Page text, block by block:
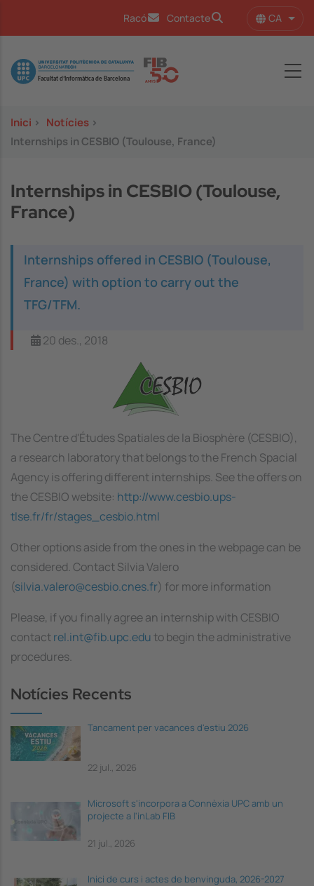
Racó Contacte CA
Image
Inici > Notícies >
Internships in CESBIO (Toulouse, France)
Internships in CESBIO (Toulouse,
France)
Internships offered in CESBIO (Toulouse,
France) with option to carry out the
TFG/TFM.
20 des., 2018
The Centre d'Études Spatiales de la Biosphère (CESBIO),
a research laboratory that belongs to the French Spacial
Agency is offering different internships. See the offers on
the CESBIO website: http://www.cesbio.ups-
tlse.fr/fr/stages_cesbio.html
Other options aside from the ones in the webpage can be
considered. Contact Silvia Valero
(silvia.valero@cesbio.cnes.fr) for more information
Please, if you finally agree an internship with CESBIO
contactrel.int@fib.upc.edu to begin the administrative
procedures.
Notícies Recents
Tancament per vacances d'estiu 2026
22 jul., 2026
Microsoft s'incorpora a Connèxia UPC amb un
projecte a l'inLab FIB
21 jul., 2026
Inici de curs i actes de benvinguda, 2026-2027